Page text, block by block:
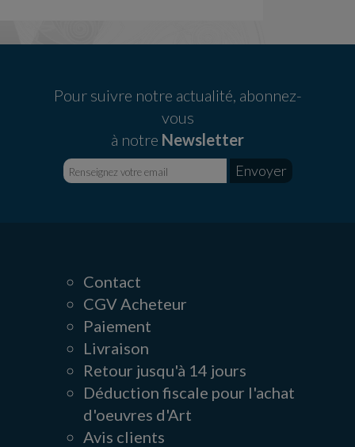
Pour suivre notre actualité, abonnez-
vous
à notre Newsletter
Contact
CGV Acheteur
Paiement
Livraison
Retour jusqu'à 14 jours
Déduction fiscale pour l'achat
d'oeuvres d'Art
Avis clients